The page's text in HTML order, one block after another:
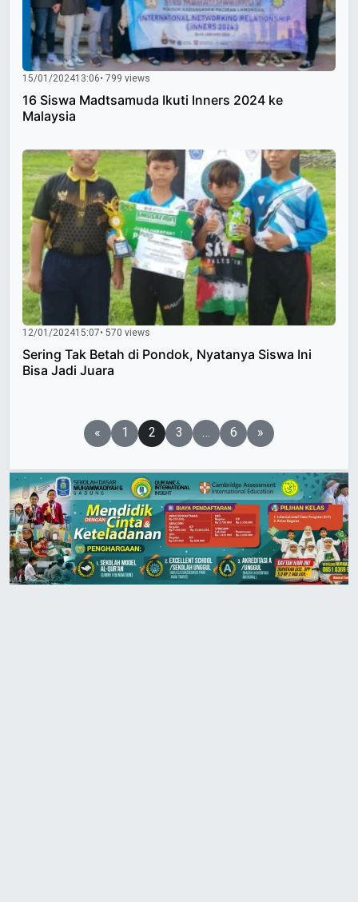
15/01/202413:06• 799 views
16 Siswa Madtsamuda Ikuti Inners 2024 ke
Malaysia
12/01/202415:07• 570 views
Sering Tak Betah di Pondok, Nyatanya Siswa Ini
Bisa Jadi Juara
Paginasi« 1 2 3 … 6 »